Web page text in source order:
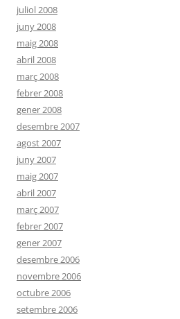
juliol 2008
juny 2008
maig 2008
abril 2008
març 2008
febrer 2008
gener 2008
desembre 2007
agost 2007
juny 2007
maig 2007
abril 2007
març 2007
febrer 2007
gener 2007
desembre 2006
novembre 2006
octubre 2006
setembre 2006